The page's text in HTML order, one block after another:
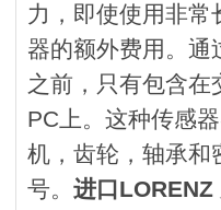
力，即使使用非常
器的额外费用。通
之前，只有包含
PC上。这种传感
机，齿轮，轴承和
号。 进口LORENZ